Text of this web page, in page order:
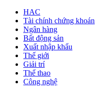
HAC
Tài chính chứng khoán
Ngân hàng
Bất động sản
Xuất nhập khẩu
Thế giới
Giải trí
Thể thao
Công nghệ